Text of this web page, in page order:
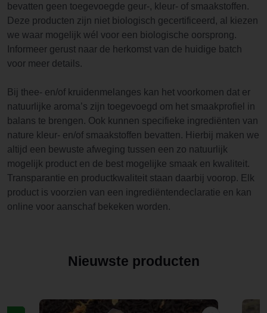
bevatten geen toegevoegde geur-, kleur- of smaakstoffen.
Deze producten zijn niet biologisch gecertificeerd, al kiezen
we waar mogelijk wél voor een biologische oorsprong.
Informeer gerust naar de herkomst van de huidige batch
voor meer details.
Bij thee- en/of kruidenmelanges kan het voorkomen dat er
natuurlijke aroma’s zijn toegevoegd om het smaakprofiel in
balans te brengen. Ook kunnen specifieke ingrediënten van
nature kleur- en/of smaakstoffen bevatten. Hierbij maken we
altijd een bewuste afweging tussen een zo natuurlijk
mogelijk product en de best mogelijke smaak en kwaliteit.
Transparantie en productkwaliteit staan daarbij voorop. Elk
product is voorzien van een ingrediëntendeclaratie en kan
online voor aanschaf bekeken worden.
Nieuwste producten